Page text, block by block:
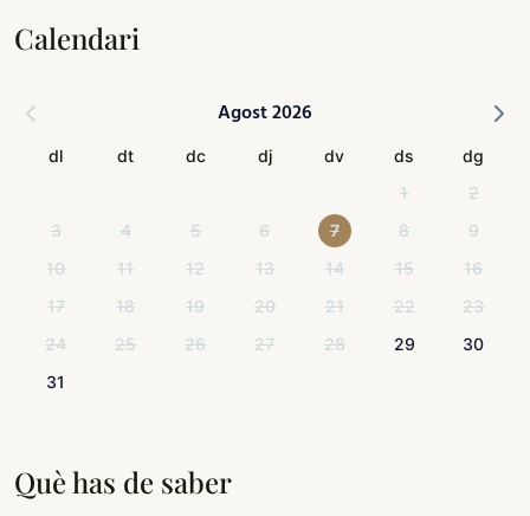
Calendari
Agost 2026
dl dt dc dj dv ds
dg
1
2
3
4 5 6 7 8
9
10
11 12 13 14 15
16
17
18 19 20 21 22
23
24
25 26 27 28 29
30
31
Què has de saber